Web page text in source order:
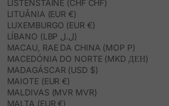
LISTENSTAINE (CHF CHF)
LITUÂNIA (EUR €)
LUXEMBURGO (EUR €)
LÍBANO (LBP ل.ل)
MACAU, RAE DA CHINA (MOP P)
MACEDÓNIA DO NORTE (MKD ДЕН)
MADAGÁSCAR (USD $)
MAIOTE (EUR €)
MALDIVAS (MVR MVR)
MALTA (EUR €)